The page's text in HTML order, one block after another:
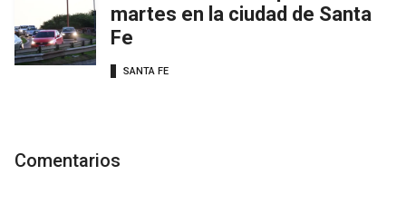
martes en la ciudad de Santa
Fe
SANTA FE
Comentarios